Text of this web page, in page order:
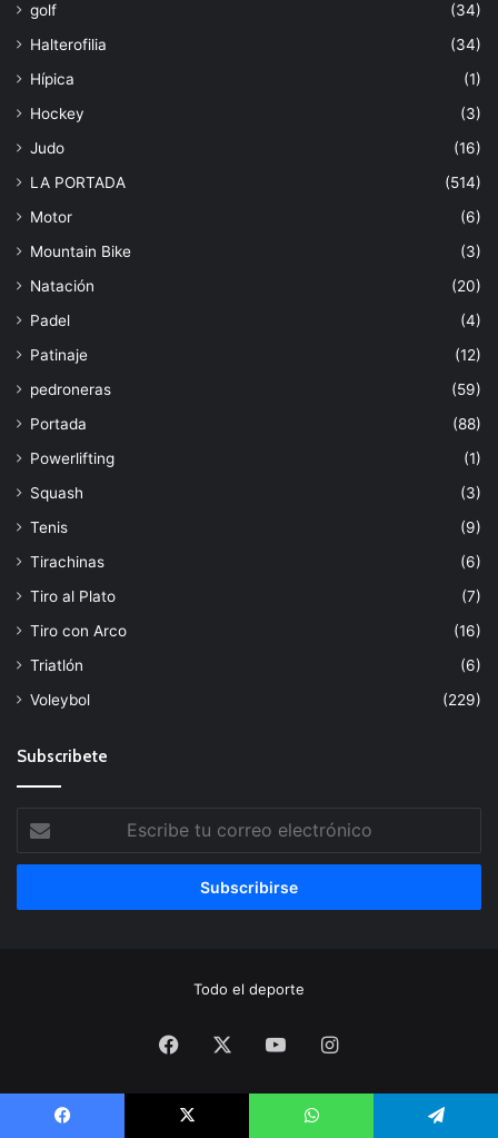
golf
(34)
Halterofilia
(34)
Hípica
(1)
Hockey
(3)
Judo
(16)
LA PORTADA
(514)
Motor
(6)
Mountain Bike
(3)
Natación
(20)
Padel
(4)
Patinaje
(12)
pedroneras
(59)
Portada
(88)
Powerlifting
(1)
Squash
(3)
Tenis
(9)
Tirachinas
(6)
Tiro al Plato
(7)
Tiro con Arco
(16)
Triatlón
(6)
Voleybol
(229)
Subscribete
tu
correo
Todo el deporte
Facebook YouTubeInstagram